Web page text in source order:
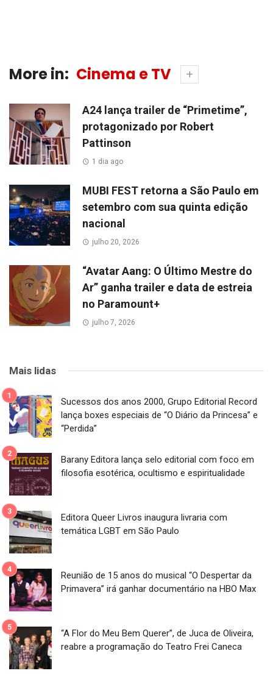
More in: Cinema e TV
A24 lança trailer de “Primetime”,
protagonizado por Robert
Pattinson
1 dia ago
MUBI FEST retorna a São Paulo em
setembro com sua quinta edição
nacional
julho 20, 2026
“Avatar Aang: O Último Mestre do
Ar” ganha trailer e data de estreia
no Paramount+
julho 7, 2026
Mais lidas
Sucessos dos anos 2000, Grupo Editorial Record
lança boxes especiais de “O Diário da Princesa” e
“Perdida”
Barany Editora lança selo editorial com foco em
filosofia esotérica, ocultismo e espiritualidade
Editora Queer Livros inaugura livraria com
temática LGBT em São Paulo
Reunião de 15 anos do musical “O Despertar da
Primavera” irá ganhar documentário na HBO Max
“A Flor do Meu Bem Querer”, de Juca de Oliveira,
reabre a programação do Teatro Frei Caneca